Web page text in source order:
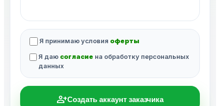
Я принимаю условия оферты
Я даю согласие на обработку персональных
данных
person_addСоздать аккаунт заказчика